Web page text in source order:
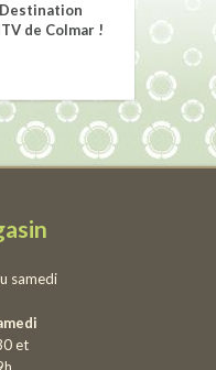
Destination
de Colmar !
samedi
et